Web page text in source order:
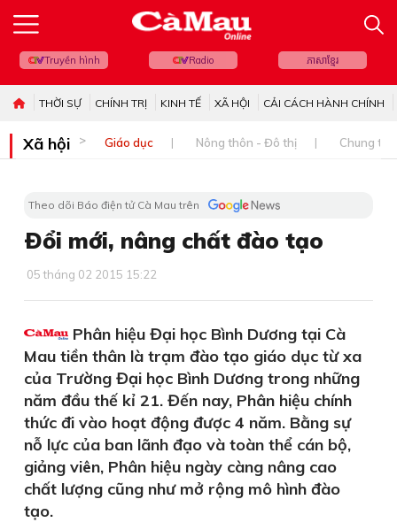
Truyền hình Radio ភាសាខ្មែរ
THỜI SỰ CHÍNH TRỊ KINH TẾ XÃ HỘI CẢI CÁCH HÀNH CHÍNH
Xã hội Giáo dục Nông thôn - Đô thị Chung
Theo dõi Báo điện tử Cà Mau trên
Ðổi mới, nâng chất đào tạo
05 tháng 02 2015 15:22
Phân hiệu Đại học Bình Dương tại Cà
Mau tiền thân là trạm đào tạo giáo dục từ xa
của Trường Đại học Bình Dương trong những
năm đầu thế kỉ 21. Đến nay, Phân hiệu chính
thức đi vào hoạt động được 4 năm. Bằng sự
nỗ lực của ban lãnh đạo và toàn thể cán bộ,
giảng viên, Phân hiệu ngày càng nâng cao
chất lượng cũng như mở rộng mô hình đào
tạo.